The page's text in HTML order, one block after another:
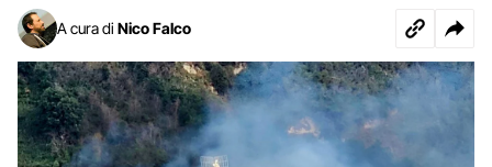
A cura di Nico Falco